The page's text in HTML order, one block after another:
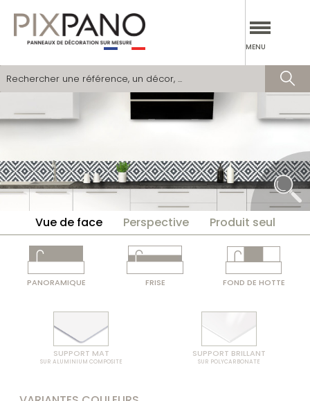
MENU
VERRIÈRES
CATALOGUES
SIMULATEUR
DEVENIR PARTENAIRE
SOCIÉTÉ
NOS RÉALISATIONS
OÙ TROUVER NOS PRODUITS
Vue de face Perspective Produit seul
PANORAMIQUE FRISE FOND DE HOTTE
SUPPORT MAT
SUR ALUMINIUM COMPOSITE
SUPPORT BRILLANT
SUR POLYCARBONATE